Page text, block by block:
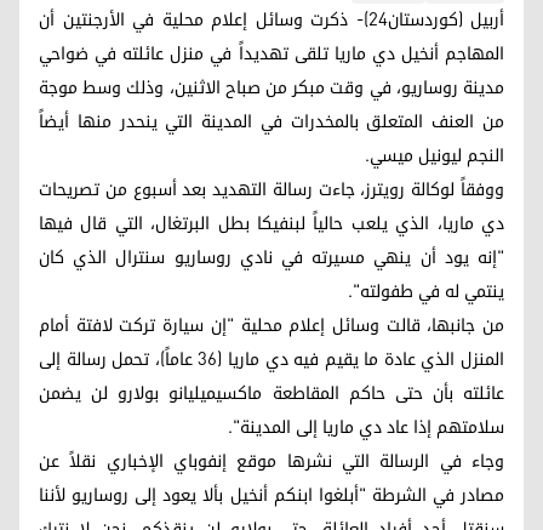
أربيل (كوردستان24)- ذكرت وسائل إعلام محلية في الأرجنتين أن
المهاجم أنخيل دي ماريا تلقى تهديداً في منزل عائلته في ضواحي
مدينة روساريو، في وقت مبكر من صباح الاثنين، وذلك وسط موجة
من العنف المتعلق بالمخدرات في المدينة التي ينحدر منها أيضاً
النجم ليونيل ميسي.
ووفقاً لوكالة رويترز، جاءت رسالة التهديد بعد أسبوع من تصريحات
دي ماريا، الذي يلعب حالياً لبنفيكا بطل البرتغال، التي قال فيها
"إنه يود أن ينهي مسيرته في نادي روساريو سنترال الذي كان
ينتمي له في طفولته".
من جانبها، قالت وسائل إعلام محلية "إن سيارة تركت لافتة أمام
المنزل الذي عادة ما يقيم فيه دي ماريا (36 عاماً)، تحمل رسالة إلى
عائلته بأن حتى حاكم المقاطعة ماكسيميليانو بولارو لن يضمن
سلامتهم إذا عاد دي ماريا إلى المدينة".
وجاء في الرسالة التي نشرها موقع إنفوباي الإخباري نقلاً عن
مصادر في الشرطة "أبلغوا ابنكم أنخيل بألا يعود إلى روساريو لأننا